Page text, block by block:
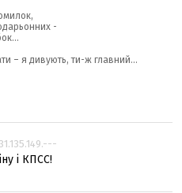
-
– я дивують, ти-ж главний...
і КПСС!